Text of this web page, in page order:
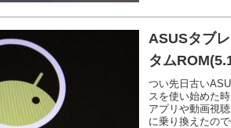
ASUSタブ
タム
つい先日古い
スを使い始めた
アプリや動画視
に乗り換えたの